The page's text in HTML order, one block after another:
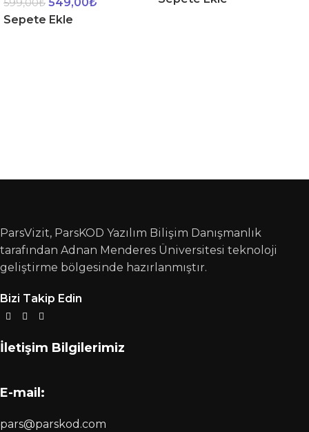
599,00₺
Sepete Ekle
ParsVizit, ParsKOD Yazılım Bilişim Danışmanlık
tarafından Adnan Menderes Üniversitesi teknoloji
geliştirme bölgesinde hazırlanmıştır.
Bizi Takip Edin
İletişim Bilgilerimiz
E-mail:
pars@parskod.com